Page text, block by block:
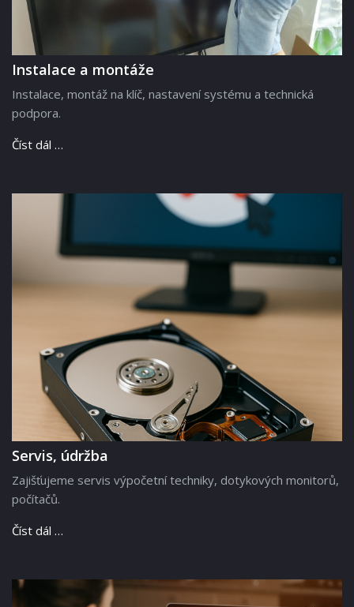
Instalace a montáže
Instalace, montáž na klíč, nastavení systému a technická
podpora.
Číst dál …
Servis, údržba
Zajišťujeme servis výpočetní techniky, dotykových monitorů,
počítačů.
Číst dál …